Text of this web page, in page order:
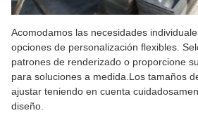
Acomodamos las necesidades
opciones de personalización flexibles.
patrones de renderizado o proporcione
para soluciones a medida.Los tamaños
ajustar teniendo en cuenta
diseño.